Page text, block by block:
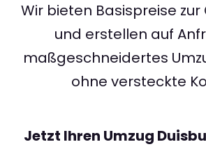
Wir bieten Basispreise
und erstellen auf
maßgeschneidertes
ohne versteckte
Jetzt Ihren Umzug